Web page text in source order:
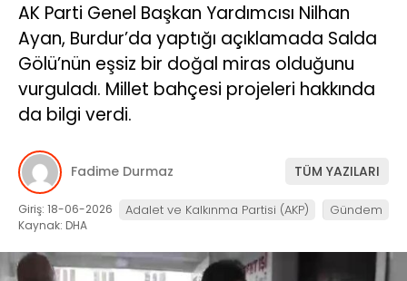
AK Parti Genel Başkan Yardımcısı Nilhan
Ayan, Burdur’da yaptığı açıklamada Salda
Gölü’nün eşsiz bir doğal miras olduğunu
vurguladı. Millet bahçesi projeleri hakkında
da bilgi verdi.
Fadime Durmaz TÜM YAZILARI
Giriş: 18-06-2026
Kaynak: DHA
Adalet ve Kalkınma Partisi (AKP) Gündem